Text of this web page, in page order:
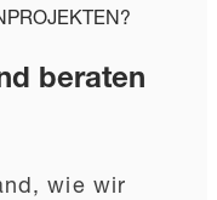
beraten
wie wir